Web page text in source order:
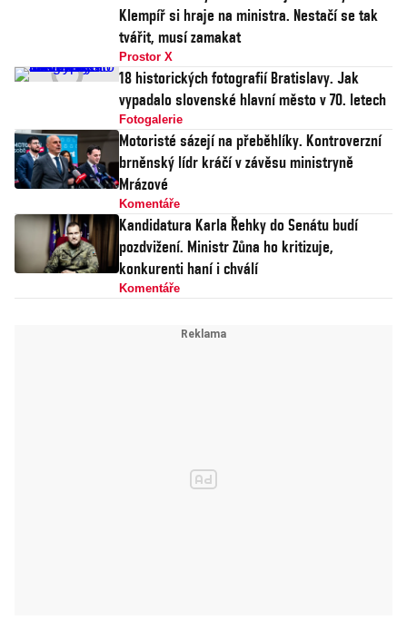
Klempíř si hraje na ministra. Nestačí se tak
tvářit, musí zamakat
Prostor X
18 historických fotografií Bratislavy. Jak
vypadalo slovenské hlavní město v 70. letech
Fotogalerie
Motoristé sázejí na přeběhlíky. Kontroverzní
brněnský lídr kráčí v závěsu ministryně
Mrázové
Komentáře
Kandidatura Karla Řehky do Senátu budí
pozdvižení. Ministr Zůna ho kritizuje,
konkurenti haní i chválí
Komentáře